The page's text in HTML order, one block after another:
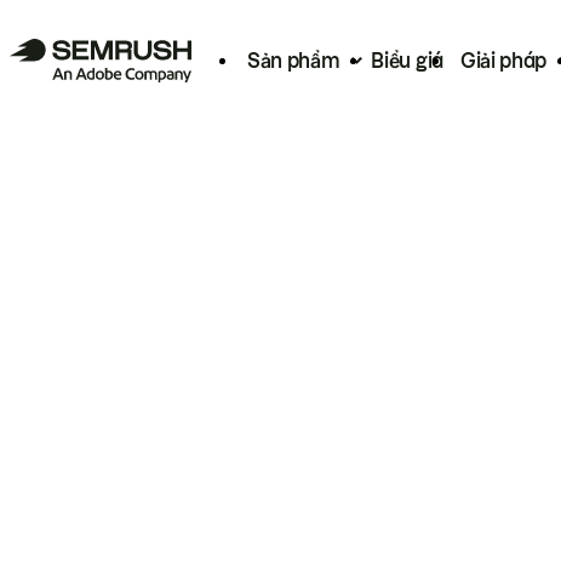
Sản phẩm Biểu giá Giải pháp